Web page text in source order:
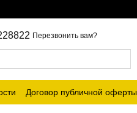
Перезвонить вам?
Договор публичной оферты